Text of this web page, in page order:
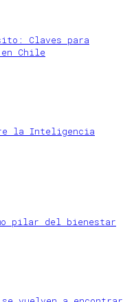
Claves para
Chile
la Inteligencia
pilar del bienestar